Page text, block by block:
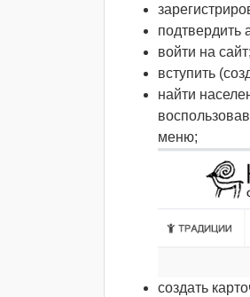
подтвердить
войти на сайт;
вступить
найти
меню;
создать